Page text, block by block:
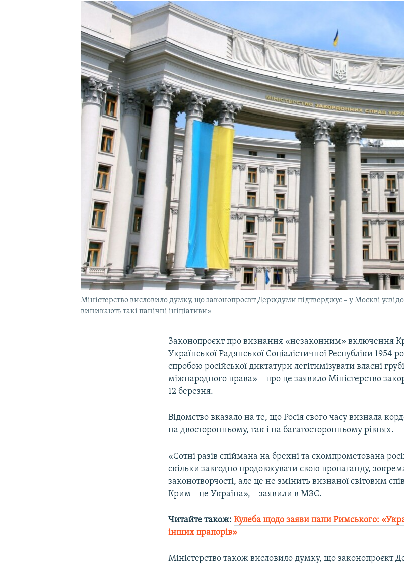
Міністерство висловило думку, що законопроєкт Держдуми підтверджує – у Москві
виникають такі панічні ініціативи»
Законопроєкт про визнання «незаконним» включення
Української Радянської Соціалістичної Республіки 1954
спробою російської диктатури легітимізувати власні
міжнародного права» – про це заявило Міністерство
12 березня.
Відомство вказало на те, що Росія свого часу визнала
на двосторонньому, так і на багатосторонньому рівнях.
«Сотні разів спіймана на брехні та скомпрометована
скільки завгодно продовжувати свою пропаганду,
законотворчості, але це не змінить визнаної світовим
Крим – це Україна», – заявили в МЗС.
Читайте також:Кулеба щодо заяви папи Римського:
інших прапорів»
Міністерство також висловило думку, що законопроєкт